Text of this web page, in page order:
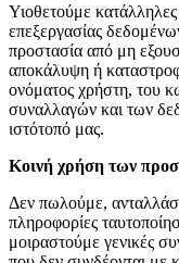
Υιοθετούμε
επεξεργασίας
προστασία από μη
αποκάλυψη ή
ονόματος χρήστη, του
συναλλαγών και των
ιστότοπό μας.
Κοινή χρήση των
Δεν πωλούμε,
πληροφορίες
μοιραστούμε γενικές